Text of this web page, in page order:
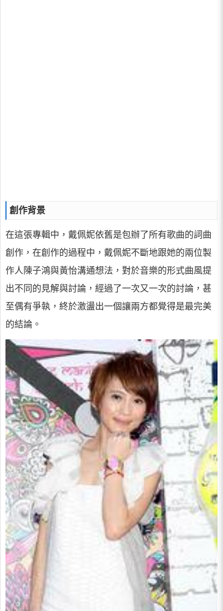
創作背景
在這張專輯中，戴佩妮依舊是包辦了所有歌曲的詞曲
創作，在創作的過程中，戴佩妮不斷地跟她的兩位製
作人陳子鴻與黃怡溝通想法，對於音樂的形式曲風提
出不同的見解與討論，經過了一次又一次的討論，甚
至偶有爭執，終於激盪出一個讓兩方都覺得是最完美
的結論。